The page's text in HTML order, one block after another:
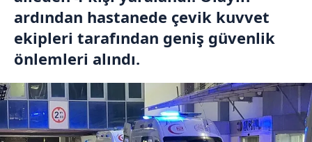
ardından hastanede çevik kuvvet
ekipleri tarafından geniş güvenlik
önlemleri alındı.